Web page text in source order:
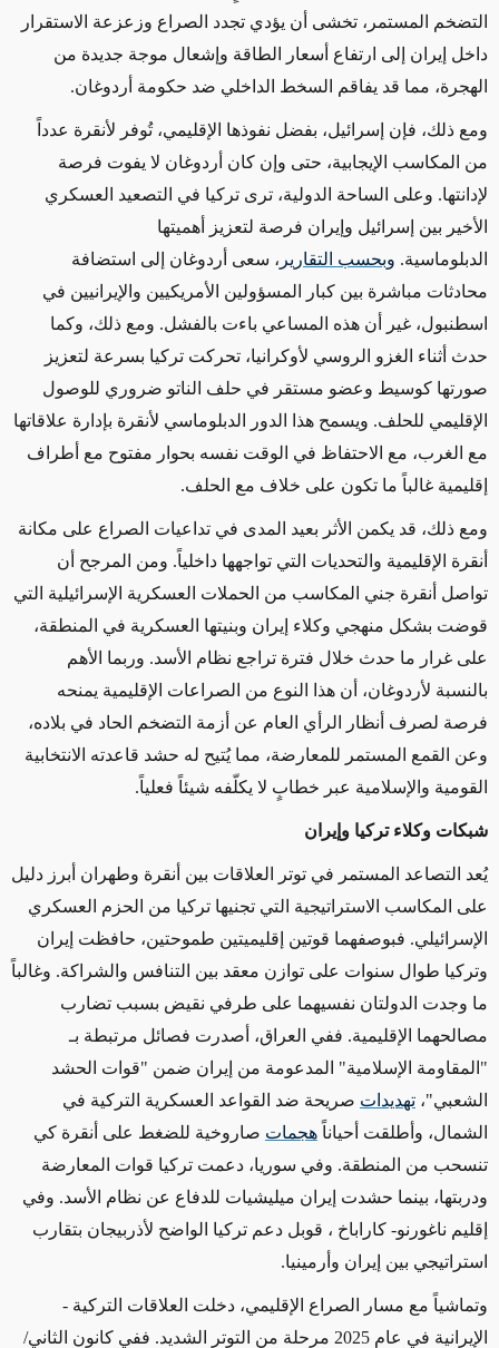
التضخم المستمر، تخشى أن يؤدي تجدد الصراع وزعزعة الاستقرار
داخل إيران إلى ارتفاع أسعار الطاقة وإشعال موجة جديدة من
الهجرة، مما قد يفاقم السخط الداخلي ضد حكومة أردوغان.
ومع ذلك، فإن إسرائيل، بفضل نفوذها الإقليمي، تُوفر لأنقرة عدداً
من المكاسب الإيجابية، حتى وإن كان أردوغان لا يفوت فرصة
لإدانتها. وعلى الساحة الدولية، ترى تركيا في التصعيد العسكري
الأخير بين إسرائيل وإيران فرصة لتعزيز أهميتها
الدبلوماسية. وبحسب التقارير ، سعى أردوغان إلى استضافة
محادثات مباشرة بين كبار المسؤولين الأمريكيين والإيرانيين في
اسطنبول، غير أن هذه المساعي باءت بالفشل. ومع ذلك، وكما
حدث أثناء الغزو الروسي لأوكرانيا، تحركت تركيا بسرعة لتعزيز
صورتها كوسيط وعضو مستقر في حلف الناتو ضروري للوصول
الإقليمي للحلف. ويسمح هذا الدور الدبلوماسي لأنقرة بإدارة علاقاتها
مع الغرب، مع الاحتفاظ في الوقت نفسه بحوار مفتوح مع أطراف
إقليمية غالباً ما تكون على خلاف مع الحلف.
ومع ذلك، قد يكمن الأثر بعيد المدى في تداعيات الصراع على مكانة
أنقرة الإقليمية والتحديات التي تواجهها داخلياً. ومن المرجح أن
تواصل أنقرة جني المكاسب من الحملات العسكرية الإسرائيلية التي
قوضت بشكل منهجي وكلاء إيران وبنيتها العسكرية في المنطقة،
على غرار ما حدث خلال فترة تراجع نظام الأسد. وربما الأهم
بالنسبة لأردوغان، أن هذا النوع من الصراعات الإقليمية يمنحه
فرصة لصرف أنظار الرأي العام عن أزمة التضخم الحاد في بلاده،
وعن القمع المستمر للمعارضة، مما يُتيح له حشد قاعدته الانتخابية
القومية والإسلامية عبر خطابٍ لا يكلّفه شيئاً فعلياً.
شبكات وكلاء تركيا وإيران
يُعد التصاعد المستمر في توتر العلاقات بين أنقرة وطهران أبرز دليل
على المكاسب الاستراتيجية التي تجنيها تركيا من الحزم العسكري
الإسرائيلي. فبوصفهما قوتين إقليميتين طموحتين، حافظت إيران
وتركيا طوال سنوات على توازن معقد بين التنافس والشراكة. وغالباً
ما وجدت الدولتان نفسيهما على طرفي نقيض بسبب تضارب
مصالحهما الإقليمية. ففي العراق، أصدرت فصائل مرتبطة بـ
"المقاومة الإسلامية" المدعومة من إيران ضمن "قوات الحشد
الشعبي"، تهديدات صريحة ضد القواعد العسكرية التركية في
الشمال، وأطلقت أحياناً هجمات صاروخية للضغط على أنقرة كي
تنسحب من المنطقة. وفي سوريا، دعمت تركيا قوات المعارضة
ودربتها، بينما حشدت إيران ميليشيات للدفاع عن نظام الأسد. وفي
إقليم ناغورنو- كاراباخ ، قوبل دعم تركيا الواضح لأذربيجان بتقارب
استراتيجي بين إيران وأرمينيا.
وتماشياً مع مسار الصراع الإقليمي، دخلت العلاقات التركية -
الإيرانية في عام 2025 مرحلة من التوتر الشديد. ففي كانون الثاني/